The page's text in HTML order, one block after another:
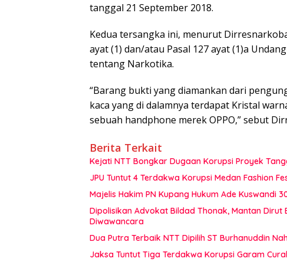
tanggal 21 September 2018.
Kedua tersangka ini, menurut
ayat (1) dan/atau Pasal 127 ayat (1)a
tentang Narkotika.
“Barang bukti yang diamankan dari
kaca yang di dalamnya terdapat Kristal
sebuah handphone merek OPPO,” sebut
Berita Terkait
Kejati NTT Bongkar Dugaan Korupsi Proyek
JPU Tuntut 4 Terdakwa Korupsi Medan Fashion
Majelis Hakim PN Kupang Hukum Ade Kuswandi
Dipolisikan Advokat Bildad Thonak, Mantan Dirut
Diwawancara
Dua Putra Terbaik NTT Dipilih ST Burhanuddin
Jaksa Tuntut Tiga Terdakwa Korupsi Garam